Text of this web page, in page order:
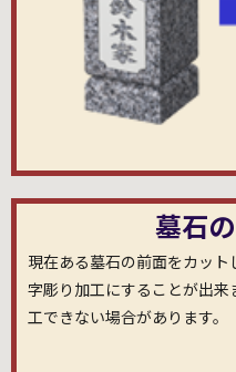
墓石
現在ある墓石の前面をカッ
字彫り加工にすることが出
工できない場合があります。